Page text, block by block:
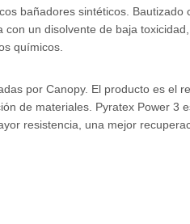
bañadores sintéticos.
un disolvente de baja
químicos.
por Canopy. El producto es el
de materiales. Pyratex Power 3
resistencia, una mejor